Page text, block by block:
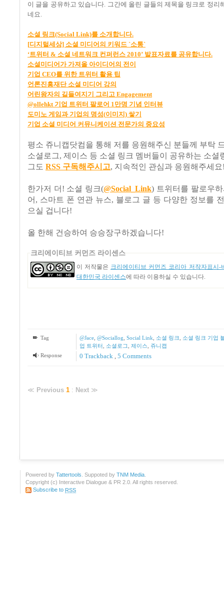
이 글을 공유하고 있습니다. 그간에 올린 글들의 제목을 링크로 정리
네요.
소셜 링크(Social Link)를 소개합니다.
[디지털세상] 소셜 미디어의 키워드 `소통`
‘트위터 & 소셜 네트워크 컨퍼런스 2010’ 발표자료를 공유합니다.
소셜미디어가 가져올 아이디어의 전이
기업 CEO를 위한 트위터 활용 팁
언론진흥재단 소셜 미디어 강의
어린왕자의 길들여지기 그리고 Engagement
@ollehkt 기업 트위터 팔로어 1만명 기념 인터뷰
도미노 게임과 기업의 명성(이미지) 쌓기
기업 소셜 미디어 커뮤니케이션 전문가의 중요성
평소 쥬니캡닷컴을 통해 저를 응원해주신 분들께 부탁
소셜로그, 제이스 등 소셜 링크 멤버들이 공유하는 소셜
그도 RSS 구독해주시고, 지속적인 관심과 응원해주세요
한가저 더! 소셜 링크(@Social_Link) 트위터를 팔로우
어, 스마트 폰 연관 뉴스, 블로그 글 등 다양한 정보를
으실 겁니다!
올 한해 건승하여 승승장구하겠습니다!
크리에이티브 커먼즈 라이센스
이 저작물은 크리에이티브 커먼즈 코리아 저작자표시-
대한민국 라이센스에 따라 이용하실 수 있습니다.
Tag @Jace, @Sociallog Social Link 소셜 링크
소셜 링크 기업
업 트위터
소셜로그 제이스 쥬니캡
Response
0 Trackback , 5 Comments
≪ Previous 1 : Next ≫
Powered by Tattertools . Suppoted by TNM Media
Copyright (c) Interactive Dialogue & PR 2.0. All rights reserved.
Subscribe to RSS